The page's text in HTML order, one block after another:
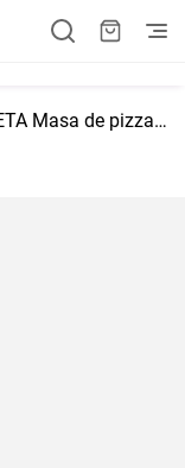
VIDEORECETA Masa de pizza casera fácil